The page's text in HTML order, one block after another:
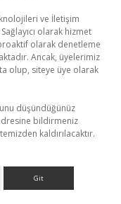
ve İletişim
olarak hizmet
olarak denetleme
Ancak, üyelerimiz
olup, siteye üye olarak
düşündüğünüz
bildirmeniz
kaldırılacaktır.